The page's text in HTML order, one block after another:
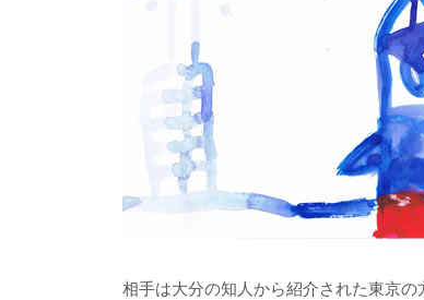
相手は大分の知人から紹介された東京